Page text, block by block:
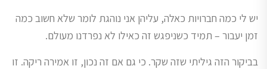
יש לי כמה חברויות כאלה, עליהן אני נוהגת לומר שלא חשוב כמה
זמן יעבור – תמיד כשניפגש זה כאילו לא נפרדנו מעולם.
בביקור הזה גיליתי שזה שקר. כי גם אם זה נכון, זו אמירה ריקה. זו